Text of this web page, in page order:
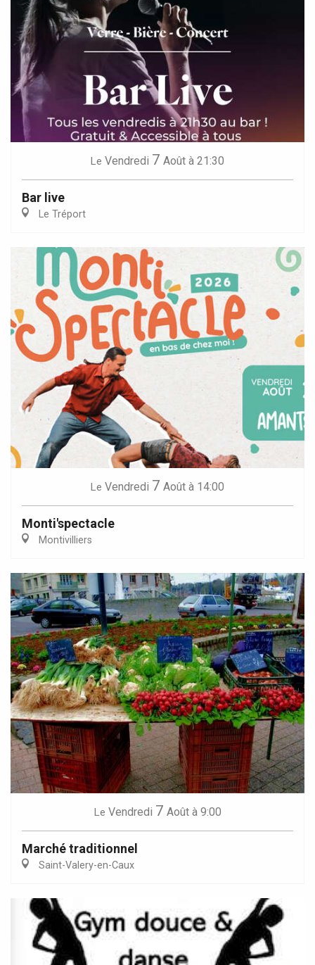
Le Vendredi 7 Août à 21:30
Bar live
Le Tréport
Le Vendredi 7 Août à 14:00
Monti'spectacle
Montivilliers
Le Vendredi 7 Août à 9:00
Marché traditionnel
Saint-Valery-en-Caux